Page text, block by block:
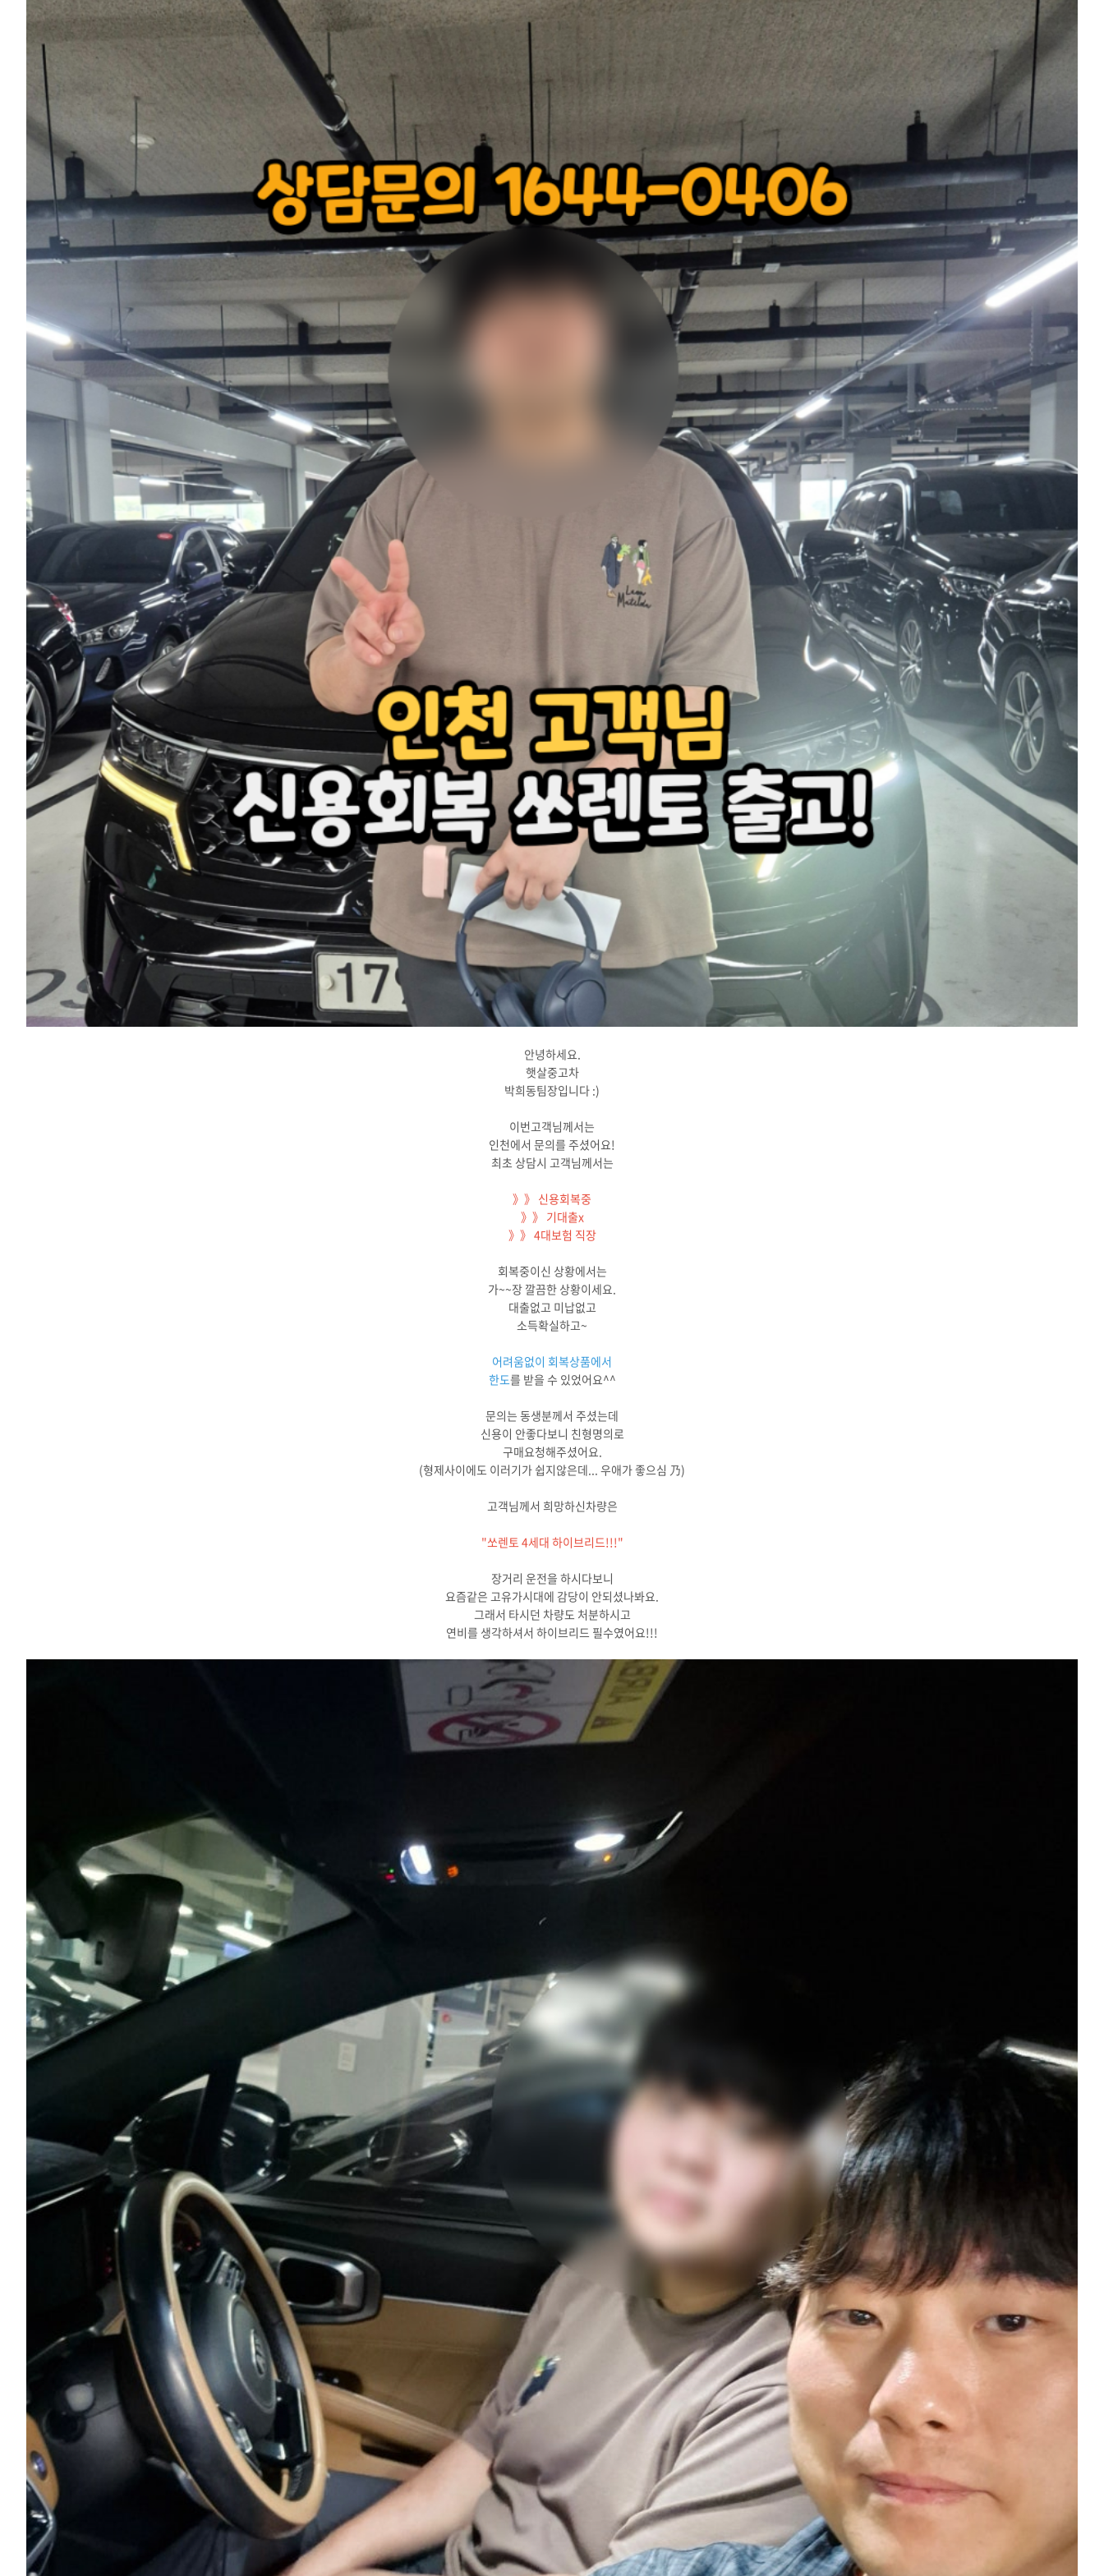
안녕하세요.
햇살중고차
박희동팀장입니다 :)​
이번고객님께서는
인천에서 문의를 주셨어요!
최초 상담시 고객님께서는
》》 신용회복중
》》 기대출x
》》 4대보험 직장
회복중이신 상황에서는
가~~장 깔끔한 상황이세요.
대출없고 미납없고
소득확실하고~
어려움없이 회복상품에서
한도를 받을 수 있었어요^^
문의는 동생분께서 주셨는데
신용이 안좋다보니 친형명의로
구매요청해주셨어요.
(형제사이에도 이러기가 쉽지않은데... 우애가 좋으심 乃)
고객님께서 희망하신차량은
"쏘렌토 4세대 하이브리드!!!"
장거리 운전을 하시다보니
요즘같은 고유가시대에 감당이 안되셨나봐요.
그래서 타시던 차량도 처분하시고
연비를 생각하셔서 하이브리드 필수였어요!!!